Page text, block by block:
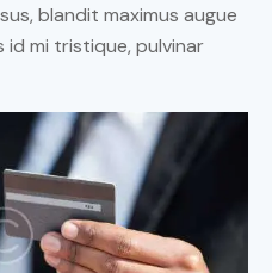
blandit maximus augue
id mi tristique, pulvinar